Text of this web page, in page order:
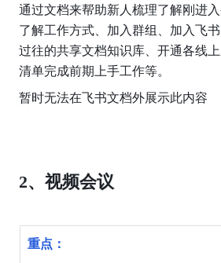
通过文档来帮助新人梳理了解刚进
了解工作方式、加入群组、加入飞
过往的共享文档知识库、开通各线
清单完成前期上手工作等。
暂时无法在飞书文档外展示此内容
2、视频会议
重点：